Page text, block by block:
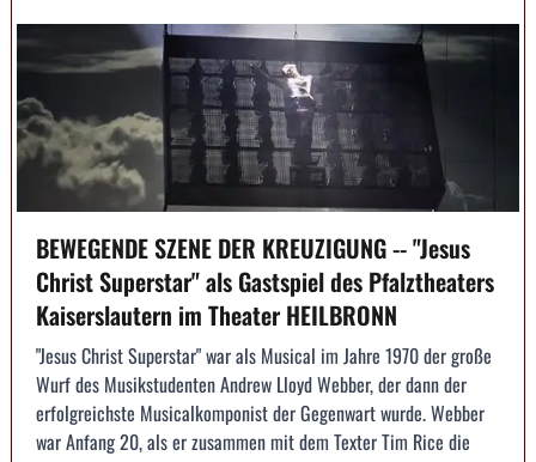
BEWEGENDE SZENE DER KREUZIGUNG -- "Jesus
Christ Superstar" als Gastspiel des Pfalztheaters
Kaiserslautern im Theater HEILBRONN
"Jesus Christ Superstar" war als Musical im Jahre 1970 der große
Wurf des Musikstudenten Andrew Lloyd Webber, der dann der
erfolgreichste Musicalkomponist der Gegenwart wurde. Webber
war Anfang 20, als er zusammen mit dem Texter Tim Rice die